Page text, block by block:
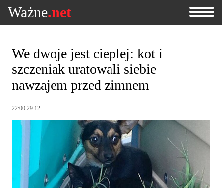
Ważne.net
We dwoje jest cieplej: kot i
szczeniak uratowali siebie
nawzajem przed zimnem
22:00 29.12